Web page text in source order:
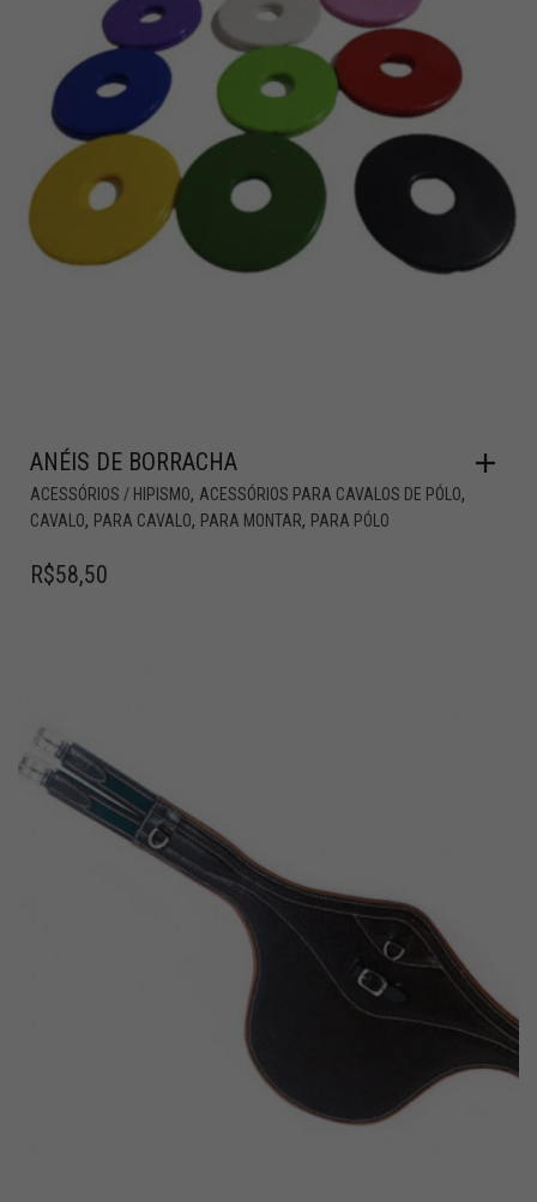
ANÉIS DE BORRACHA
ACESSÓRIOS / HIPISMO, ACESSÓRIOS PARA CAVALOS DE PÓLO,
CAVALO, PARA CAVALO, PARA MONTAR, PARA PÓLO
R$58,50